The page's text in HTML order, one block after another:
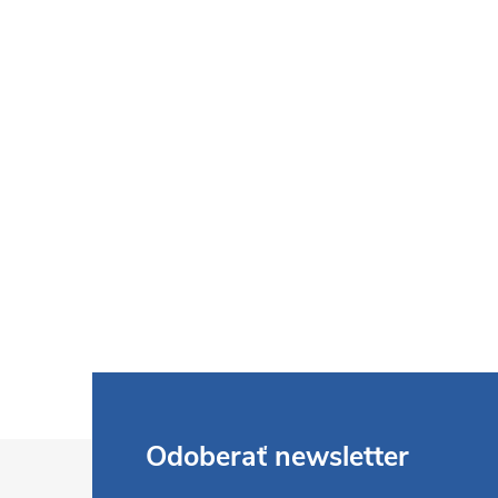
Odoberať newsletter